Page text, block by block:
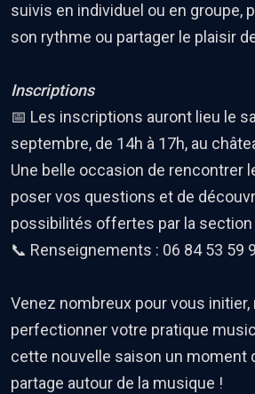
suivis en individuel ou en groupe,
son rythme ou partager le plaisir
Inscriptions
📅 Les inscriptions auront lieu le
septembre, de 14h à 17h, au
Une belle occasion de rencontrer
poser vos questions et de
possibilités offertes par la
📞 Renseignements : 06 84 53 59
Venez nombreux pour vous initier,
perfectionner votre pratique
cette nouvelle saison un moment
partage autour de la musique !